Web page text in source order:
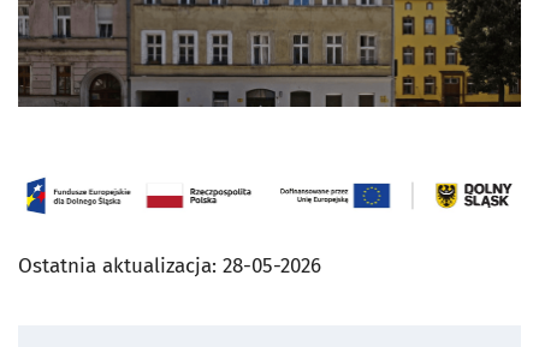
Ostatnia aktualizacja: 28-05-2026